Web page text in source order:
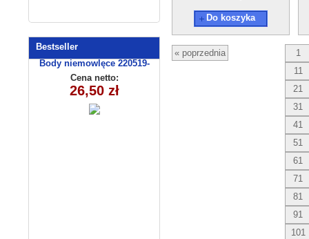
Bestseller
Body niemowlęce 220519-
14(56-74) 3szt
Cena netto:
26,50 zł
Do koszyka
« poprzednia
1
11
21
31
41
51
61
71
81
91
101